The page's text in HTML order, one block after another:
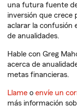
una futura fuente
inversión que crece
aclarar la confusión
de anualidades.
Hable con Greg
acerca de
metas financieras.
Llame o envíe un
más información